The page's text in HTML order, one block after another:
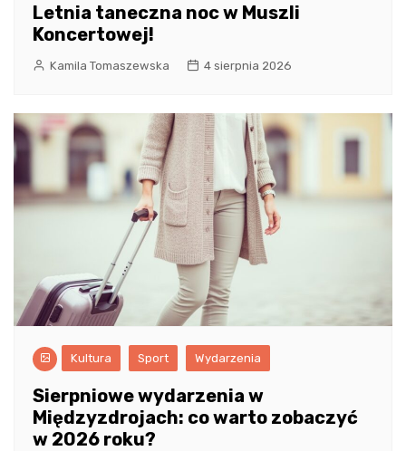
Letnia taneczna noc w Muszli
Koncertowej!
Kamila Tomaszewska 4 sierpnia 2026
Kultura Sport Wydarzenia
Sierpniowe wydarzenia w
Międzyzdrojach: co warto zobaczyć
w 2026 roku?